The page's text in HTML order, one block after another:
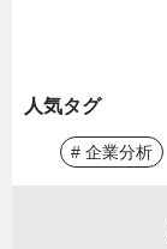
人気タグ
# 企業分析